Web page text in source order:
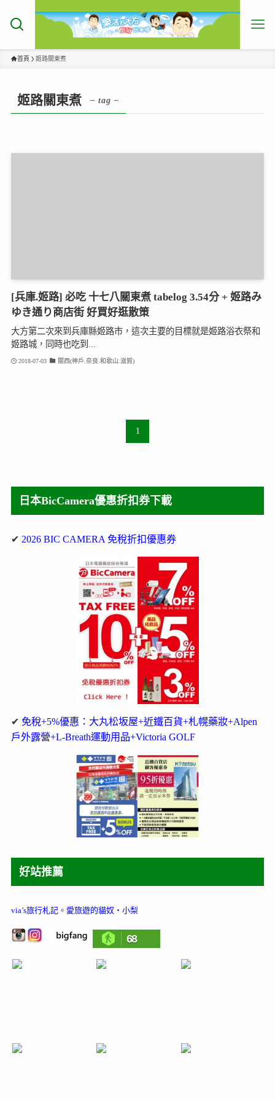
首頁 姬路關東煮
姬路關東煮 – tag –
[兵庫.姬路] 必吃 十七八關東煮 tabelog 3.54分 + 姬路み
ゆき通り商店街 好買好逛散策
大方第二次來到兵庫縣姬路市，這次主要的目標就是姬路浴衣祭和
姬路城，同時也吃到...
2018-07-03 關西(神戶.奈良.和歌山.滋賀)
1
日本BicCamera優惠折扣券下載
✔ 2026 BIC CAMERA 免稅折扣優惠券
✔ 免稅+5%優惠：大丸松坂屋+近鐵百貨+札幌藥妝+Alpen
戶外露營+L-Breath運動用品+Victoria GOLF
好站推薦
via’s旅行札記。 愛旅遊的貓奴‧小梨
68